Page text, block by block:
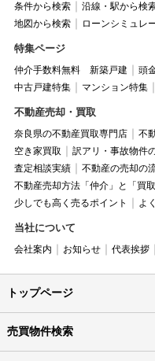
条件から検索 沿線・駅から検
地図から検索
ローンシミュレ
特集ページ
仲介手数料無料 新築戸建 頭
中古戸建特集
マンション特集
不動産売却・買取
奈良県の不動産買取専門店 不
空き家買取
訳アリ・事故物件
査定相談実績
不動産の売却の
不動産売却方法「仲介」と「買
少しでも高く売るポイント
よ
当社について
会社案内 お知らせ 代表挨拶
トップページ
売買物件検索